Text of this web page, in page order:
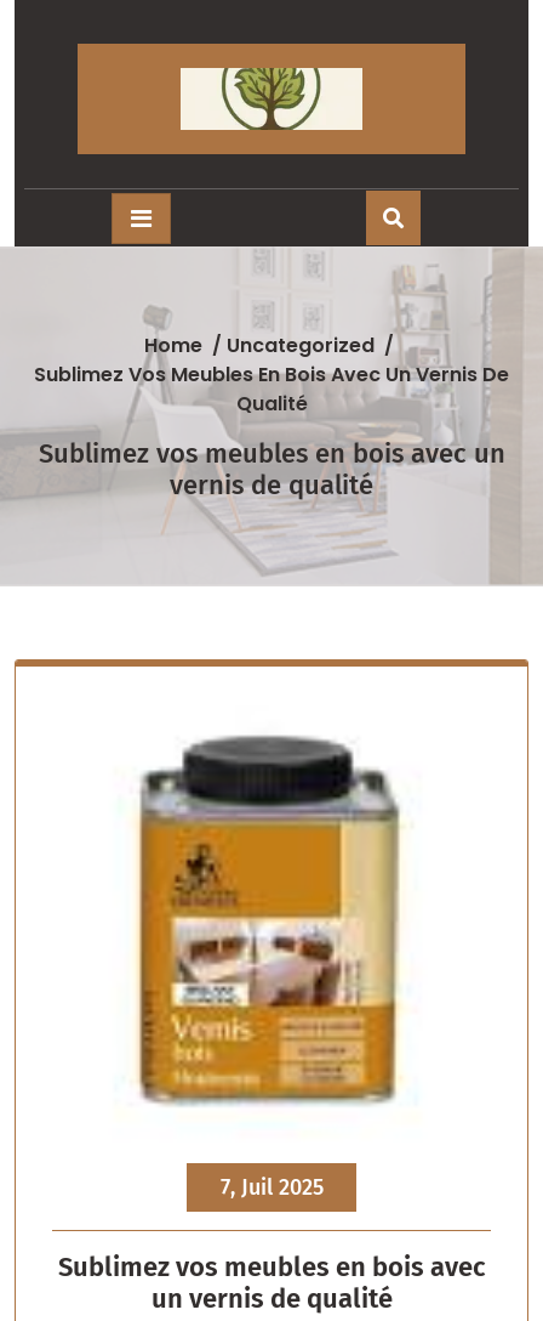
Home / Uncategorized /
Sublimez Vos Meubles En Bois Avec Un Vernis De
Qualité
Sublimez vos meubles en bois avec un
vernis de qualité
7, Juil 2025
Sublimez vos meubles en bois avec
un vernis de qualité